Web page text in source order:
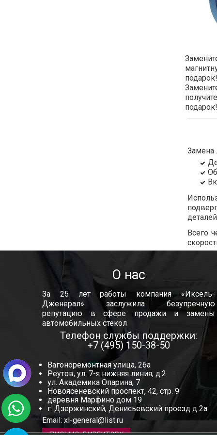
подарок!
Замена
Всего
О нас
За 25 лет работы компания «Иксель-
Дженерал» заслужила безупречную
репутацию в сфере продажи и замены
автомобильных стекол
Телефон службы поддержки:
+7 (495) 150-38-50
Вагоноремонтная улица, 26а
Реутов, ул. 7-я нижняя линия, д.2
ул. Академика Опарина, 7
Новоясеневский проспект, 42, стр. 9
деревня Марфино дом 19
г. Дзержинский, Денисьевский проезд д 2а
Email: xl-general@list.ru